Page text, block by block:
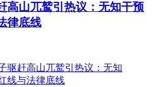
高山兀鹫引热议：无知干预
律底线